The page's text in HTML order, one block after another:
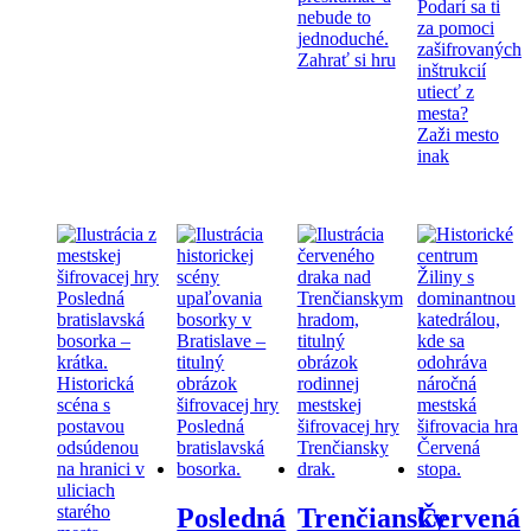
nebude to
jednoduché.
Zahrať si hru
Podarí sa ti
za pomoci
zašifrovaných
inštrukcií
utiecť z
mesta?
Zaži mesto
inak
Posledná TrenčianskyČervená